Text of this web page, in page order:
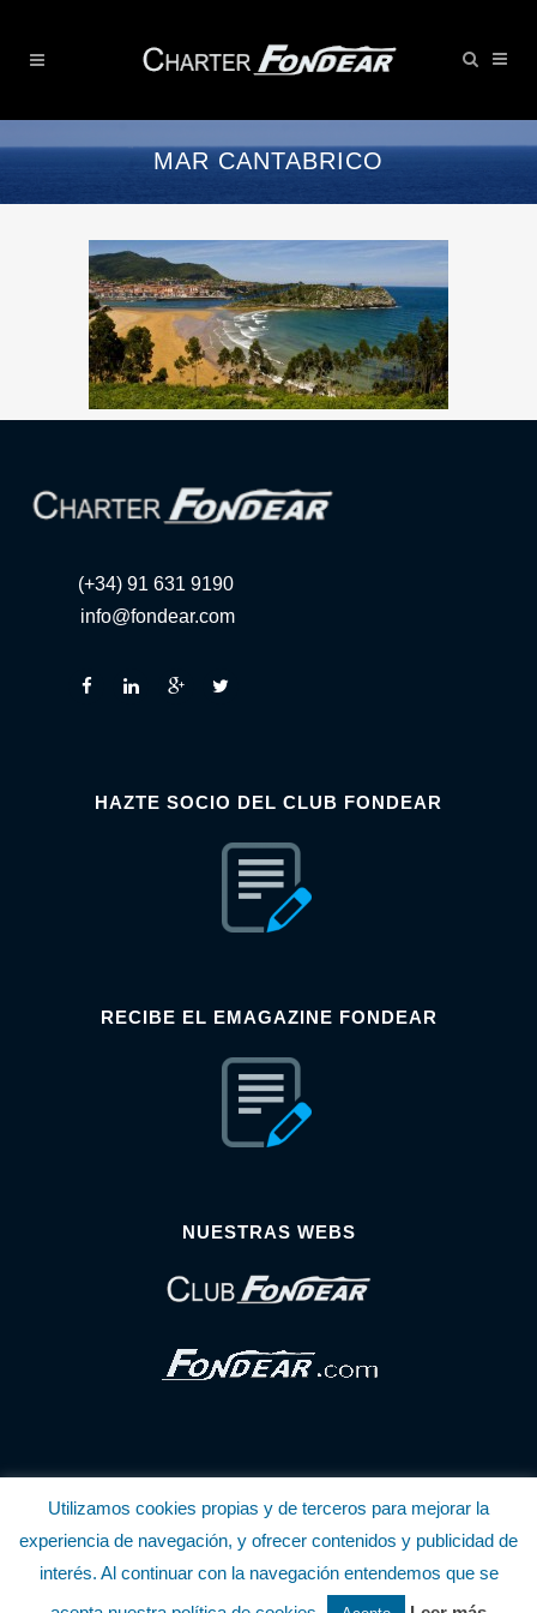
MAR CANTABRICO
(+34) 91 631 9190
info@fondear.com
HAZTE SOCIO DEL CLUB FONDEAR
RECIBE EL EMAGAZINE FONDEAR
NUESTRAS WEBS
© Copyright Fondear, S.L.
Aunque se consideran exactas, declinamos toda responsabilidad sobre la
Utilizamos cookies propias y de terceros para mejorar la
experiencia de navegación, y ofrecer contenidos y publicidad de
interés. Al continuar con la navegación entendemos que se